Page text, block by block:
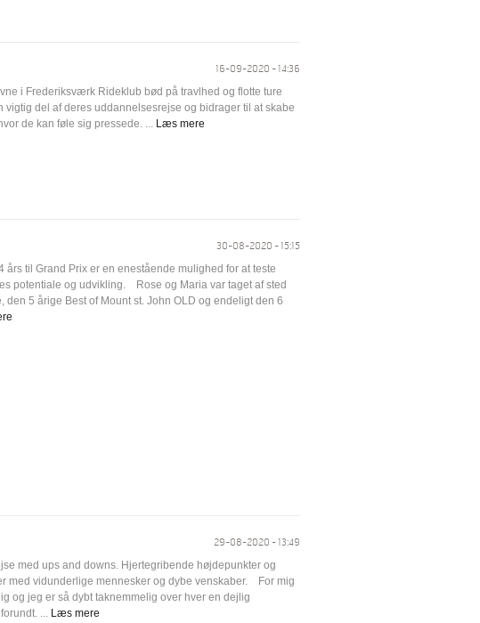
16-09-2020 - 14:36
i Frederiksværk Rideklub bød på travlhed og flotte ture
vigtig del af deres uddannelsesrejse og bidrager til at skabe
de kan føle sig pressede. ... Læs mere
30-08-2020 - 15:15
års til Grand Prix er en enestående mulighed for at teste
potentiale og udvikling. Rose og Maria var taget af sted
den 5 årige Best of Mount st. John OLD og endeligt den 6
29-08-2020 - 13:49
med ups and downs. Hjertegribende højdepunkter og
med vidunderlige mennesker og dybe venskaber. For mig
og jeg er så dybt taknemmelig over hver en dejlig
...
Læs mere